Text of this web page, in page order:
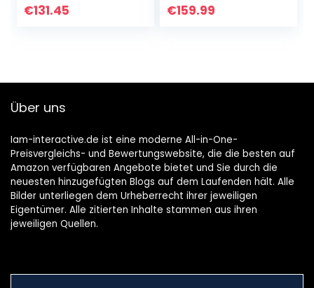
Silber
€131.45
2.0Ghz-
€159.99
Über uns
Iam-interactive.de ist eine moderne All-in-One-
Preisvergleichs- und Bewertungswebsite, die die besten auf
Amazon verfügbaren Angebote bietet und Sie durch die
neuesten hinzugefügten Blogs auf dem Laufenden hält. Alle
Bilder unterliegen dem Urheberrecht ihrer jeweiligen
Eigentümer. Alle zitierten Inhalte stammen aus ihren
jeweiligen Quellen.